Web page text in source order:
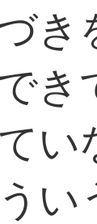
き
で
い
い